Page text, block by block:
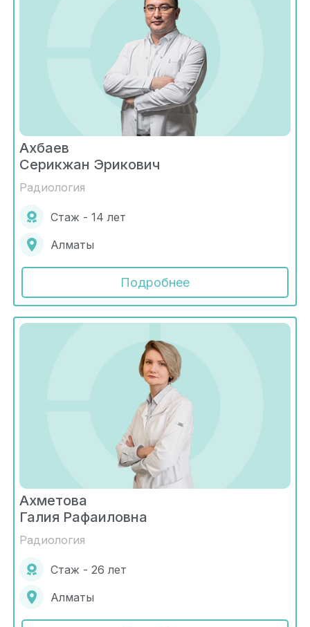
Ахбаев
Серикжан Эрикович
Радиология
Стаж - 14 лет
Алматы
Подробнее
Ахметова
Галия Рафаиловна
Радиология
Стаж - 26 лет
Алматы